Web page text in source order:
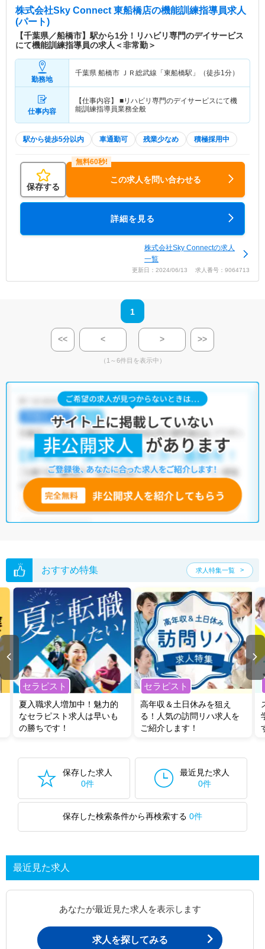
株式会社Sky Connect 東船橋店の機能訓練指導員求人
(パート)
【千葉県／船橋市】駅から1分！リハビリ専門のデイサービス
にて機能訓練指導員の求人＜非常勤＞
勤務地
千葉県 船橋市 ＪＲ総武線「東船橋駅」（徒歩1分）
仕事内容
【仕事内容】 ■リハビリ専門のデイサービスにて機
能訓練指導員業務全般
駅から徒歩5分以内 車通勤可 残業少なめ 積極採用中
保存する
この求人を問い合わせる
詳細を見る
株式会社Sky Connectの求人
一覧
更新日：2024/06/13 求人番号：9064713
1
<< < > >>
（1～6件目を表示中）
おすすめ特集 求人特集一覧
セラピスト
夏入職求人増加中！魅力的
なセラピスト求人は早いも
の勝ちです！
セラピスト
高年収＆土日休みを狙え
る！人気の訪問リハ求人を
ご紹介します！
保存した求人
0件
最近見た求人
0件
保存した検索条件から再検索する 0件
最近見た求人
あなたが最近見た求人を表示します
求人を探してみる